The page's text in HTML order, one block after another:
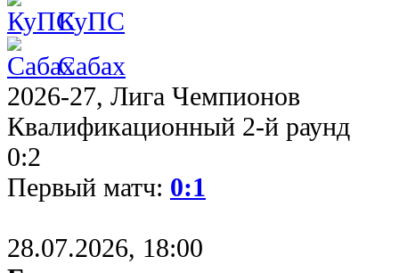
КуПС
Сабах
2026-27, Лига Чемпионов
Квалификационный 2-й раунд
0:2
Первый матч: 0:1
28.07.2026, 18:00